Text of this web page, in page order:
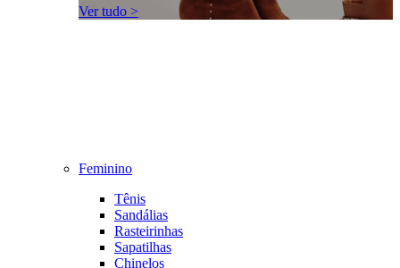
Ver tudo >
Feminino
Tênis
Sandálias
Rasteirinhas
Sapatilhas
Chinelos